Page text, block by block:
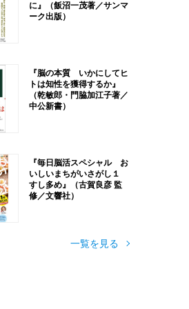
に』（飯沼一茂著／サンマ
ーク出版）
『脳の本質 いかにしてヒ
トは知性を獲得するか』
（乾敏郎・門脇加江子著／
中公新書）
『毎日脳活スペシャル お
いしいまちがいさがし１
すし多め』（古賀良彦 監
修／文響社）
一覧を見る